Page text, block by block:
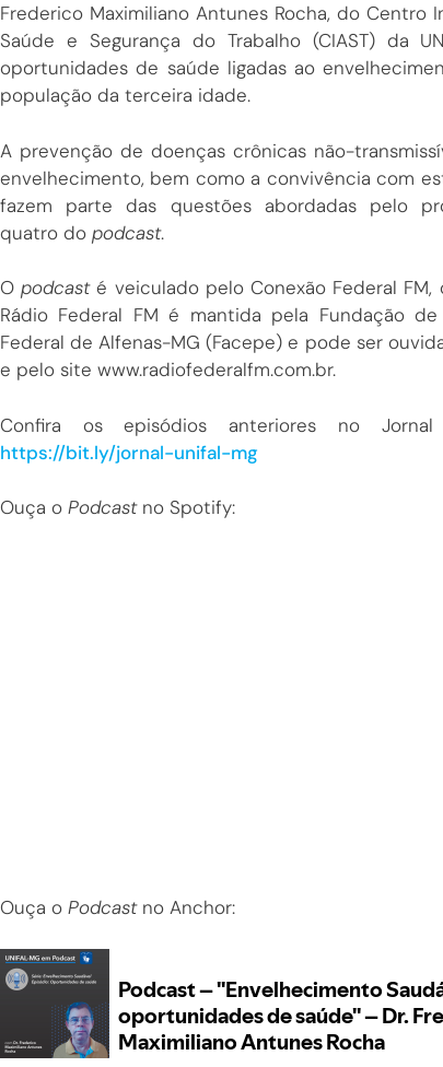
Frederico Maximiliano Antunes Rocha, do Centro
Saúde e Segurança do Trabalho (CIAST) da
oportunidades de saúde ligadas ao
população da terceira idade.
A prevenção de doenças crônicas não-
envelhecimento, bem como a convivência com
fazem parte das questões abordadas pelo
quatro do podcast.
Opodcasté veiculado pelo Conexão Federal FM,
Rádio Federal FM é mantida pela Fundação
Federal de Alfenas-MG (Facepe) e pode ser
e pelo site www.radiofederalfm.com.br.
Confira os episódios anteriores no Jornal
https://bit.ly/jornal-unifal-mg
Ouça o Podcast no Spotify:
Ouça o Podcastno Anchor: